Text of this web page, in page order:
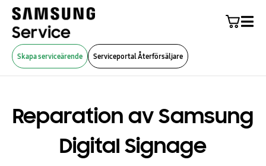
Skapa serviceärende Serviceportal Återförsäljare
Reparation av Samsung
Digital Signage